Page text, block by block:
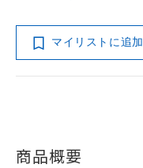
マイリストに追加
商品概要